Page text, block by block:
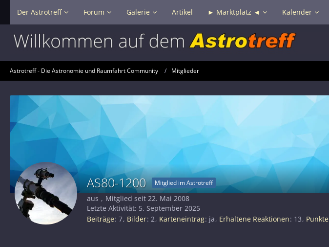
Der Astrotreff Forum Galerie Artikel ► Marktplatz ◄ Kalender
Astrotreff - Die Astronomie und Raumfahrt Community Mitglieder
AS80-1200 Mitglied im Astrotreff
aus
Mitglied seit 22. Mai 2008
Letzte Aktivität: 5. September 2025
Beiträge 7 Bilder 2 Karteneintrag ja Erhaltene Reaktionen 13 Punkte